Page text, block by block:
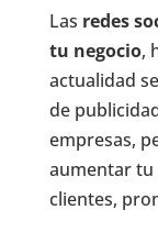
Las redes
tu negocio,
actualidad
de
empresas,
aumentar tu
clientes,